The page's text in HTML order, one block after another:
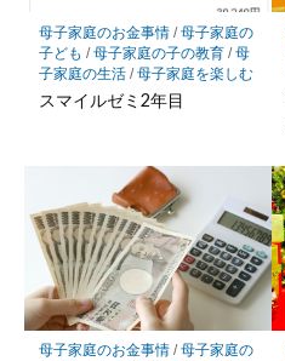
母子家庭のお金事情/母子家庭の
子ども /母子家庭の子の教育/母
子家庭の生活/母子家庭を楽しむ
スマイルゼミ2年目
母子家庭のお金事情/母子家庭の